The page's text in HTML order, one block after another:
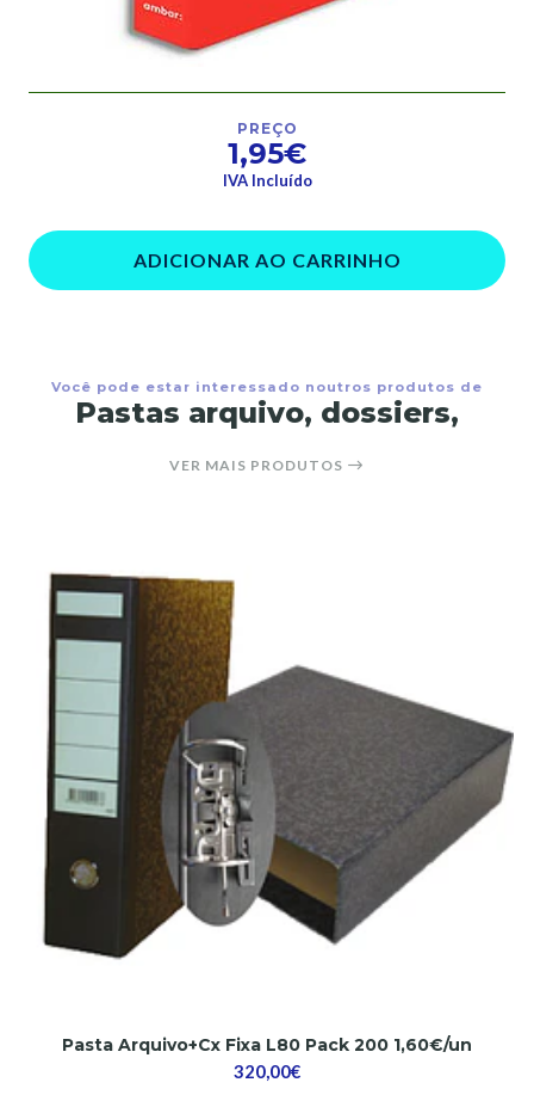
PREÇO
1,95€
IVA Incluído
ADICIONAR AO CARRINHO
Você pode estar interessado noutros produtos de
Pastas arquivo, dossiers,
VER MAIS PRODUTOS
Pasta Arquivo+Cx Fixa L80 Pack 200 1,60€/un
320,00€